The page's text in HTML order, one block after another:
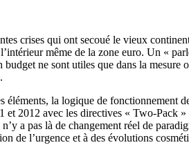
crises qui ont secoué le vieux
même de la zone euro. Un «
ne sont utiles que dans la
éléments, la logique de
2012 avec les directives « Two-
a pas là de changement réel de
de l’urgence et à des évolutions